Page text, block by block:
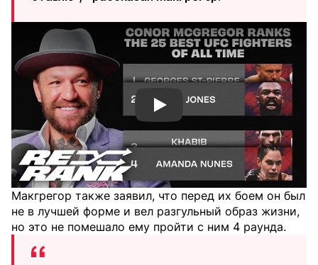
Смотреть видео YouTube
Макгрегор также заявил, что перед их боем он был
не в лучшей форме и вел разгульный образ жизни,
но это не помешало ему пройти с ним 4 раунда.